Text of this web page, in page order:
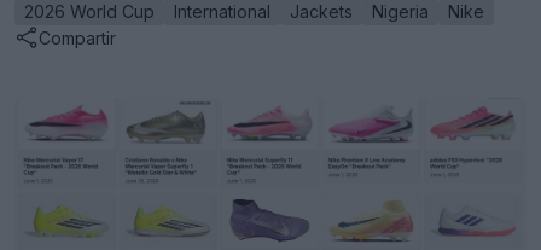
2026 World Cup International Jackets Nigeria
Nike
Compartir